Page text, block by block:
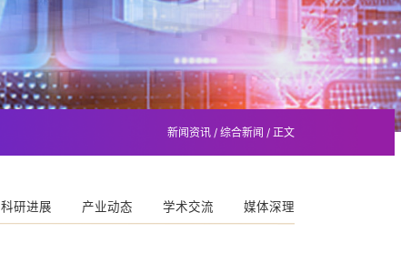
新闻资讯 / 综合新闻 / 正文
科研进展 产业动态 学术交流 媒体深理